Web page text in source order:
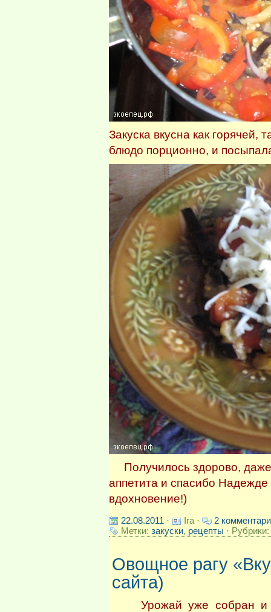
Закуска вкусна как
блюдо порционно, и
Получилось здорово, даже
аппетита и спасибо
вдохновение!)
22.08.2011 · Ira ·
2
Метки: закуски, рецепты · Рубрики:
Овощное рагу
сайта)
Урожай уже собран и